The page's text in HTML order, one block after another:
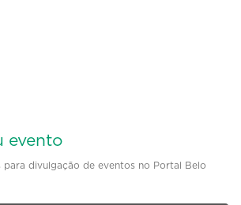
evento
para divulgação de eventos no Portal Belo